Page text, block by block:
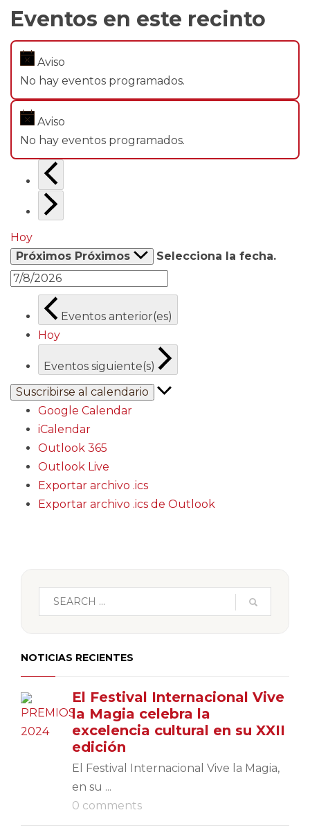
Eventos en este recinto
Aviso
No hay eventos programados.
Aviso
No hay eventos programados.
Hoy
Próximos Próximos Selecciona la fecha.
Eventos anterior(es)
Hoy
Eventos siguiente(s)
Suscribirse al calendario
Google Calendar
iCalendar
Outlook 365
Outlook Live
Exportar archivo .ics
Exportar archivo .ics de Outlook
NOTICIAS RECIENTES
El Festival Internacional Vive
la Magia celebra la
excelencia cultural en su XXII
edición
El Festival Internacional Vive la Magia,
en su ...
0 comments